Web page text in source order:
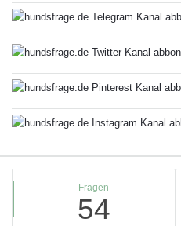
Stats
Fragen
54